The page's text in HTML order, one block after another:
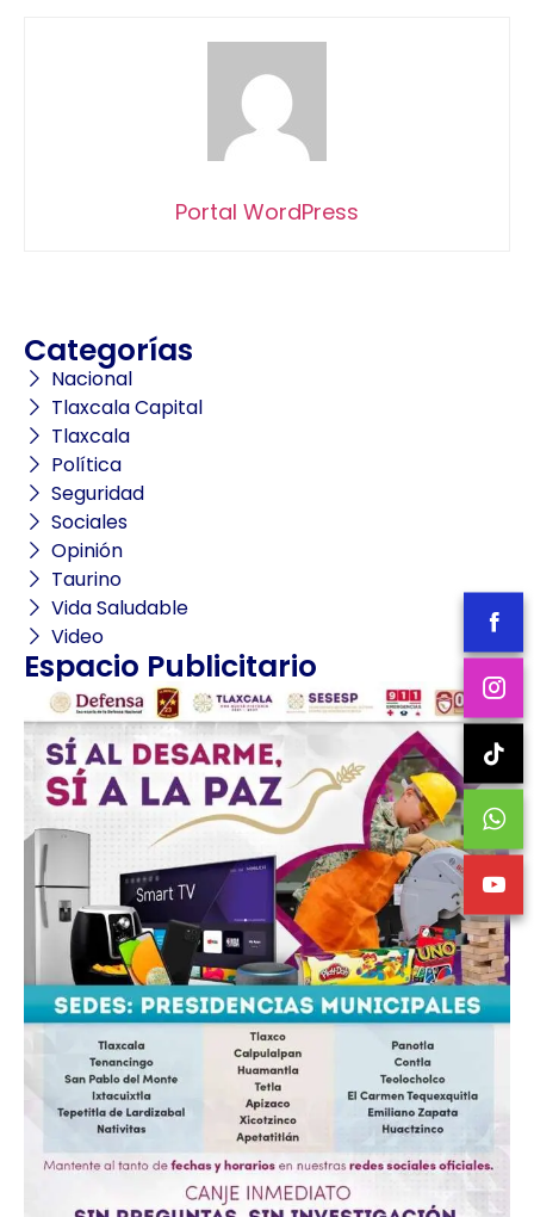
Portal WordPress
Categorías
Nacional
Tlaxcala Capital
Tlaxcala
Política
Seguridad
Sociales
Opinión
Taurino
Vida Saludable
Video
Espacio Publicitario